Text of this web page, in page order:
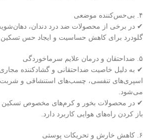
۴. بی‌حس‌کننده موضعی
✔ در برخی از محصولات ضد درد دندان،
گلودرد برای کاهش حساسیت و ایجاد حس تسکین
۵. ضداحتقان و درمان علایم سرماخوردگی
✔ به دلیل خاصیت ضداحتقانی و گشادکننده
اسپری‌های تنفسی، چسب‌های استنشاقی و
می‌شود.
✔ در محصولات بخور و کرم‌های مخصوص تسکین
باز کردن راه‌های هوایی کاربرد دارد.
۶. کاهش خارش و تحریکات پوستی